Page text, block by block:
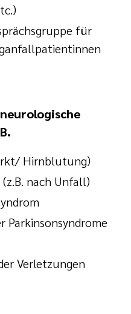
für
Hirnblutung)
nach Unfall)
Parkinsonsyndrome
Verletzungen